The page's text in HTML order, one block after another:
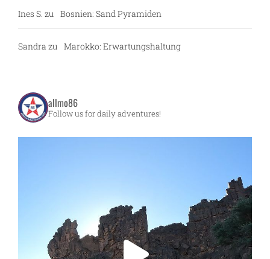
Ines S. zu Bosnien: Sand Pyramiden
Sandra zu Marokko: Erwartungshaltung
allmo86
Follow us for daily adventures!